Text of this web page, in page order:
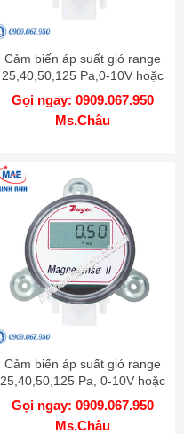
Cảm biến áp suất gió range
25,40,50,125 Pa,0-10V hoặc
4-20mA có màn hình LCD -
Model MS2-W111-LCD
Gọi ngay: 0909.067.950
Ms.Châu
Cảm biến áp suất gió range
25,40,50,125 Pa, 0-10V hoặc
4-20mA có màn hình LCD -
Model MS2-W101-LCD
Gọi ngay: 0909.067.950
Ms.Châu